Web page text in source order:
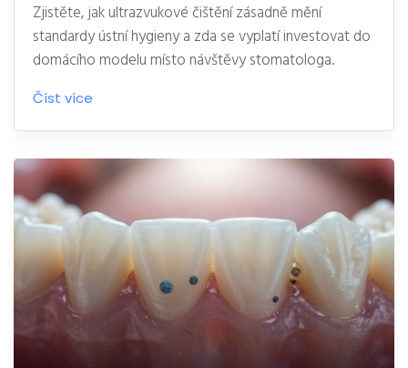
Zjistěte, jak ultrazvukové čištění zásadně mění
standardy ústní hygieny a zda se vyplatí investovat do
domácího modelu místo návštěvy stomatologa.
Číst více